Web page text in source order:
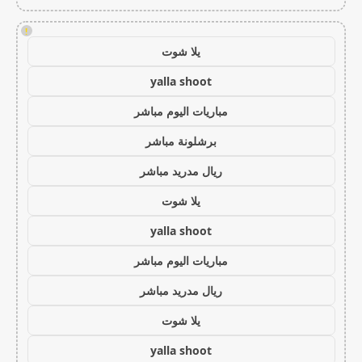
!
يلا شوت
yalla shoot
مباريات اليوم مباشر
برشلونة مباشر
ريال مدريد مباشر
يلا شوت
yalla shoot
مباريات اليوم مباشر
ريال مدريد مباشر
يلا شوت
yalla shoot